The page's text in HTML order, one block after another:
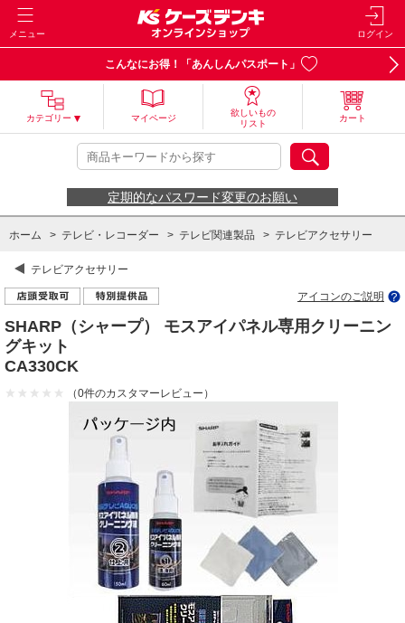
メニュー ログイン
こんなにお得！「あんしんパスポート」
カテゴリー マイページ
欲しいもの
リスト
カート
定期的なパスワード変更のお願い
ホーム > テレビ・レコーダー > テレビ関連製品 > テレビアクセサリー
テレビアクセサリー
アイコンのご説明
SHARP（シャープ） モスアイパネル専用クリーニン
グキット
CA330CK
（0件のカスタマーレビュー）